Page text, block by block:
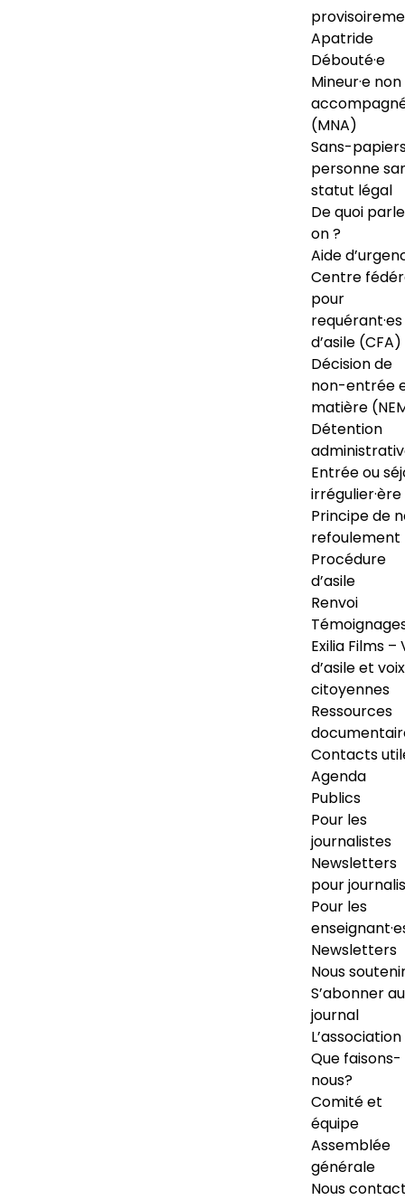
Apatride
Débouté·e
Mineur·e non
(MNA)
Sans-
personne
statut légal
De quoi
on ?
Aide
Centre
pour
requérant·es
d’asile (CFA)
Décision de
non-entrée
matière
Détention
Entrée ou
irrégulier·ère
Principe de
refoulement
Procédure
d’asile
Renvoi
Exilia Films –
d’asile et voix
citoyennes
Ressources
Contacts
Agenda
Publics
Pour les
journalistes
Newsletters
pour
Pour les
Newsletters
Nous
S’abonner au
journal
L’association
Que faisons-
nous?
Comité et
équipe
Assemblée
générale
Nous